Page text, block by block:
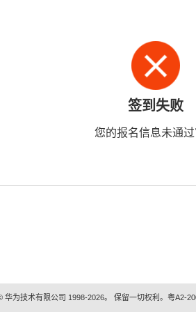
签到失败
您的报名信息未通
华为技术有限公司 1998-2026。 保留一切权利。粤A2-